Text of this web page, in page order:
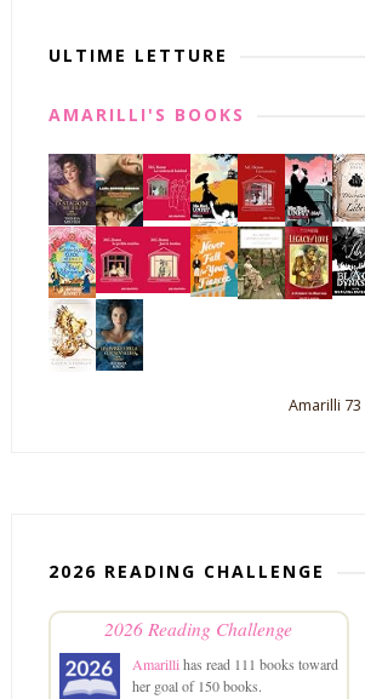
ULTIME LETTURE
AMARILLI'S BOOKS
Amarilli
2026 READING CHALLENGE
2026 Reading Challenge
Amarillihas read 111 books toward
her goal of 150 books.